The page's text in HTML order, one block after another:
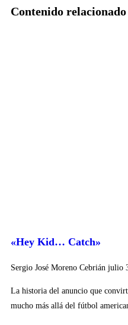
Contenido relacionado
«Hey Kid… Catch»
Sergio José Moreno Cebrián julio
La historia del anuncio que
mucho más allá del fútbol